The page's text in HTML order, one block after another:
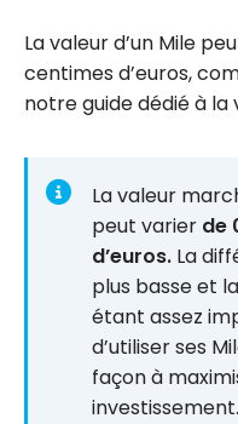
La valeur d’un Mile
centimes d’euros,
notre guide dédié à la
La valeur
peut varier de
d’euros. La
plus basse et
étant assez
d’utiliser ses
façon à
investissement.